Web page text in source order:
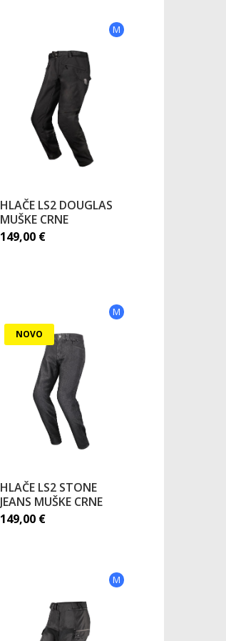
M
HLAČE LS2 DOUGLAS
MUŠKE CRNE
149,00 €
M
NOVO
HLAČE LS2 STONE
JEANS MUŠKE CRNE
149,00 €
M